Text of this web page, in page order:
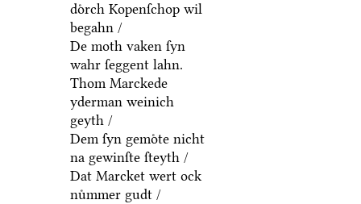
doͤrch Kopenſchop wil
begahn /
De moth vaken ſyn
wahr ſeggent lahn.
Thom Marckede
yderman weinich
geyth /
Dem ſyn gemoͤte nicht
na gewinſte ſteyth /
Dat Marcket wert ock
nuͤmmer gudt /